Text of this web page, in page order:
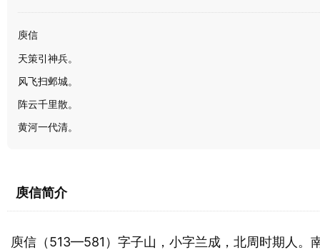
庾信
天策引神兵。
风飞扫邺城。
阵云千里散。
黄河一代清。
庾信简介
庾信（513—581）字子山，小字兰成，北周时期人。